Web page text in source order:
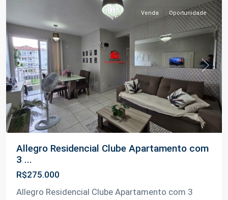
Previous Next
Venda Oportunidade
Allegro Residencial Clube Apartamento com
3 ...
R$275.000
Allegro Residencial Clube Apartamento com 3